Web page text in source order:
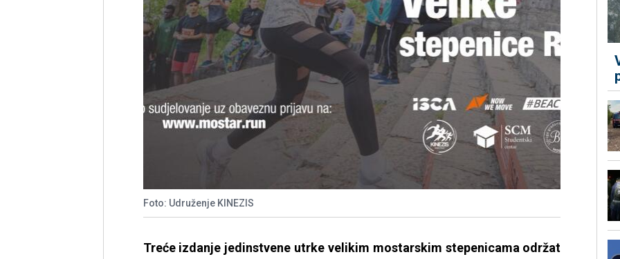
Foto: Udruženje KINEZIS
Treće izdanje jedinstvene utrke velikim mostarskim stepenicama održat